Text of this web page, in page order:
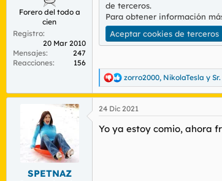
Forero del todo a
cien
Registro
20 Mar 2010
Mensajes
247
Reacciones
156
de terceros.
Para obtener información
Aceptar cookies de terceros
R
e
a
c
i
zorro2000, NikolaTesla y
SPETNAZ
24 Dic 2021
Yo ya estoy comio, ahora